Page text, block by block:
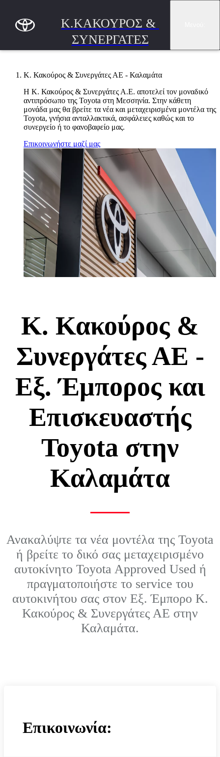
Κ.ΚΑΚΟΥΡΟΣ &
ΣΥΝΕΡΓΑΤΕΣ
Κ. Κακούρος & Συνεργάτες ΑΕ - Καλαμάτα
Η Κ. Κακούρος & Συνεργάτες Α.Ε. αποτελεί τον μοναδικό
αντιπρόσωπο της Toyota στη Μεσσηνία. Στην κάθετη
μονάδα μας θα βρείτε τα νέα και μεταχειρισμένα μοντέλα της
Toyota, γνήσια ανταλλακτικά, ασφάλειες καθώς και το
συνεργείο ή το φανοβαφείο μας.
Επικοινωνήστε μαζί μας
Κ. Κακούρος &
Συνεργάτες ΑΕ -
Εξ. Έμπορος και
Επισκευαστής
Toyota στην
Καλαμάτα
Ανακαλύψτε τα νέα μοντέλα της Toyota
ή βρείτε το δικό σας μεταχειρισμένο
αυτοκίνητο Toyota Approved Used ή
πραγματοποιήστε το service του
αυτοκινήτου σας στον Εξ. Έμπορο Κ.
Κακούρος & Συνεργάτες ΑΕ στην
Καλαμάτα.
Επικοινωνία: